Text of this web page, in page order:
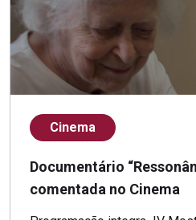
Cinema
Documentário
comentada no Cinema